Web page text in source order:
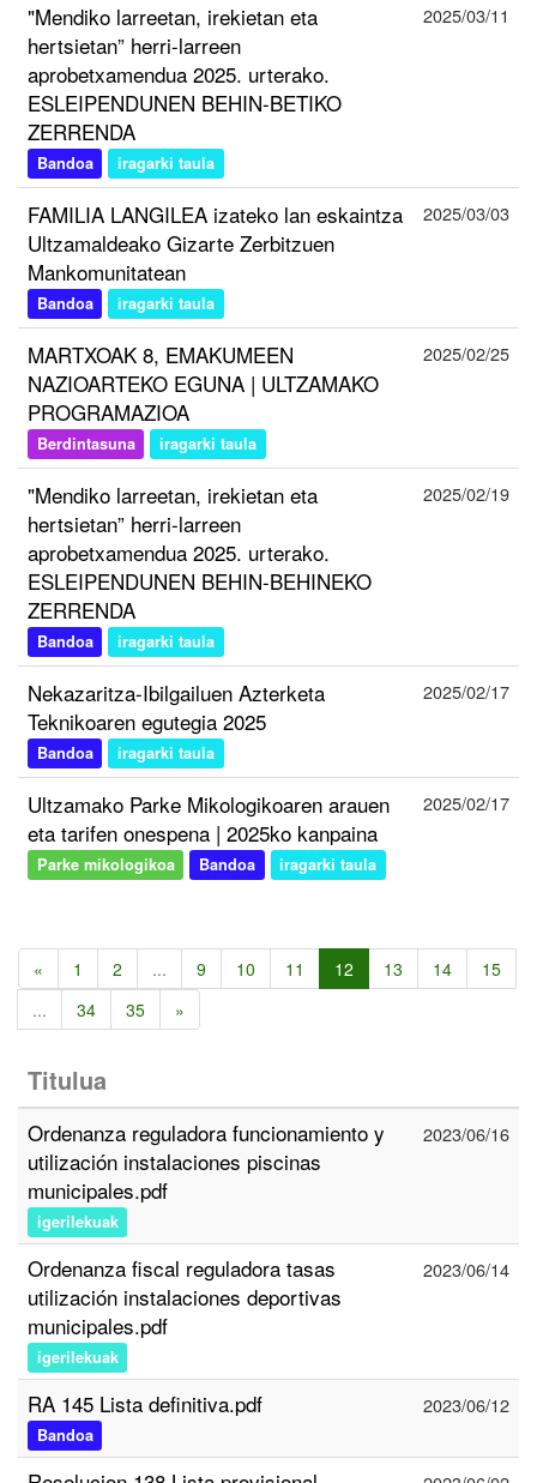
"Mendiko larreetan, irekietan eta
hertsietan” herri-larreen
aprobetxamendua 2025. urterako.
ESLEIPENDUNEN BEHIN-BETIKO
ZERRENDA
Bandoa iragarki taula
2025/03/11
FAMILIA LANGILEA izateko lan eskaintza
Ultzamaldeako Gizarte Zerbitzuen
Mankomunitatean
Bandoa iragarki taula
2025/03/03
MARTXOAK 8, EMAKUMEEN
NAZIOARTEKO EGUNA | ULTZAMAKO
PROGRAMAZIOA
Berdintasuna iragarki taula
2025/02/25
"Mendiko larreetan, irekietan eta
hertsietan” herri-larreen
aprobetxamendua 2025. urterako.
ESLEIPENDUNEN BEHIN-BEHINEKO
ZERRENDA
Bandoa iragarki taula
2025/02/19
Nekazaritza-Ibilgailuen Azterketa
Teknikoaren egutegia 2025
Bandoa iragarki taula
2025/02/17
Ultzamako Parke Mikologikoaren arauen
eta tarifen onespena | 2025ko kanpaina
Parke mikologikoa Bandoa iragarki taula
2025/02/17
« 1 2 ... 9 10 11 12 13 14
15
...
34 35 »
Titulua
Ordenanza reguladora funcionamiento y
utilización instalaciones piscinas
municipales.pdf
igerilekuak
2023/06/16
Ordenanza fiscal reguladora tasas
utilización instalaciones deportivas
municipales.pdf
igerilekuak
2023/06/14
RA 145 Lista definitiva.pdf
Bandoa
2023/06/12